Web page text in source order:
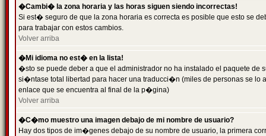
�Cambi� la zona horaria y las horas siguen siendo incorrectas!
Si est� seguro de que la zona horaria es correcta es posible que esto se
para trabajar con estos cambios.
Volver arriba
�Mi idioma no est� en la lista!
�sto se puede deber a que el administrador no ha instalado el paquete
si�ntase total libertad para hacer una traducci�n (miles de personas se
enlace que se encuentra al final de la p�gina)
Volver arriba
�C�mo muestro una imagen debajo de mi nombre de usuario?
Hay dos tipos de im�genes debajo de su nombre de usuario, la primera